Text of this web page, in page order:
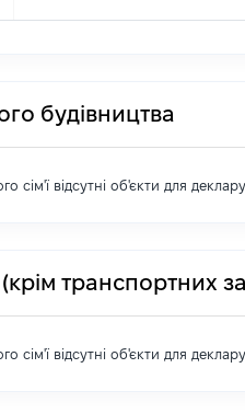
будівництва
сім'ї відсутні об'єкти для
транспортних
сім'ї відсутні об'єкти для